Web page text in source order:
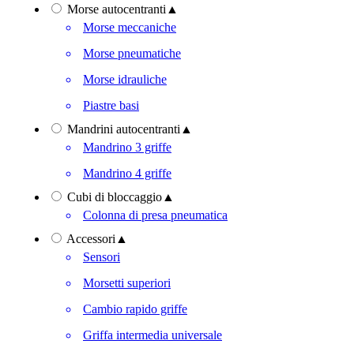
Morse autocentranti ▲
Morse meccaniche
Morse pneumatiche
Morse idrauliche
Piastre basi
Mandrini autocentranti ▲
Mandrino 3 griffe
Mandrino 4 griffe
Cubi di bloccaggio ▲
Colonna di presa pneumatica
Accessori ▲
Sensori
Morsetti superiori
Cambio rapido griffe
Griffa intermedia universale